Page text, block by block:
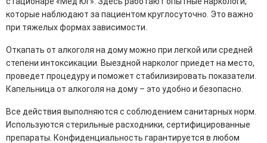
которые наблюдают за пациентом круглосуточно. Это важно
при тяжелых формах зависимости.
Откапать от алкоголя на дому можно при легкой или средней
степени интоксикации. Выездной нарколог приедет на место,
проведет процедуру и поможет стабилизировать показатели.
Капельница от алкоголя на дому – это удобно и безопасно.
Все действия выполняются с соблюдением санитарных норм.
Используются стерильные расходники, сертифицированные
препараты. Конфиденциальность гарантируется в любом